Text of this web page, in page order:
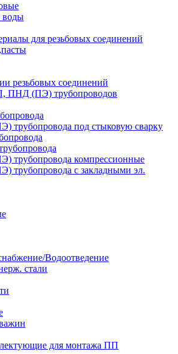
для резьбовых соединений
резьбовых соединений
ПНД (ПЭ) трубопроводов
трубопровода под стыковую сварку
трубопровода компрессионные
трубопровода с закладными эл.
Водоотведение
стали
для монтажа ПП